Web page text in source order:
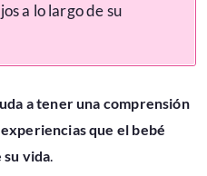
a lo largo de su
a tener una comprensión
que el bebé
vida